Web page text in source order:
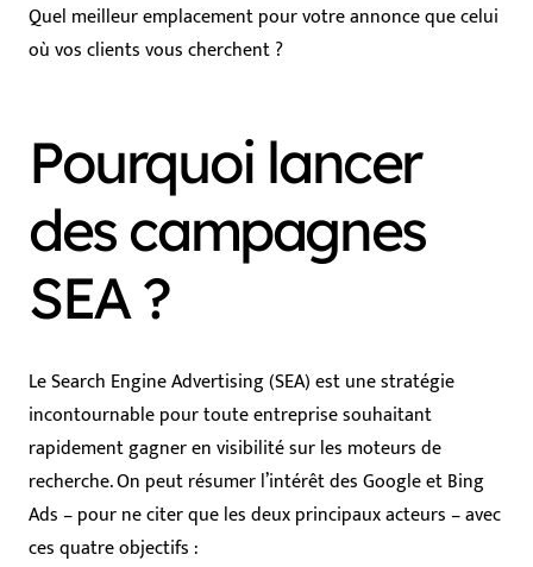
Quel meilleur emplacement pour votre annonce que celui
où vos clients vous cherchent ?
Pourquoi lancer
des campagnes
SEA ?
Le Search Engine Advertising (SEA) est une stratégie
incontournable pour toute entreprise souhaitant
rapidement gagner en visibilité sur les moteurs de
recherche. On peut résumer l’intérêt des Google et Bing
Ads – pour ne citer que les deux principaux acteurs – avec
ces quatre objectifs :